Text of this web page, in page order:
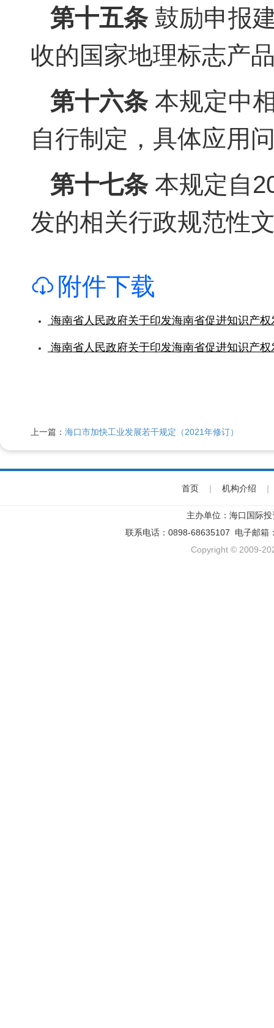
第十五条鼓励申报
收的国家地理标志产
第十六条本规定中
自行制定，具体应用
第十七条本规定自
发的相关行政规范性
附件下载
海南省人民政府关于印发海南省促进知识产
海南省人民政府关于印发海南省促进知识产
上一篇： 海口市加快工业发展若干规定（2021年修订）
首页 | 机构介绍 |
主办单位：海口国际
联系电话：0898-68635107 电子邮箱
Copyright © 2009-